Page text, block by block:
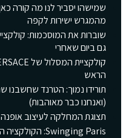
שמישהו יסביר לנו מה קורה
מהמגרש ישירות לקפה
שוברות את המוסכמות:
גם ביום שאחרי
הראש
תורידו נמוך: הטרנד שחשבנו
(ואנחנו כבר מאוהבות)
תצוגת המחלקה לעיצוב
Swinging Paris: הקולקציה החדשה של ba&sh